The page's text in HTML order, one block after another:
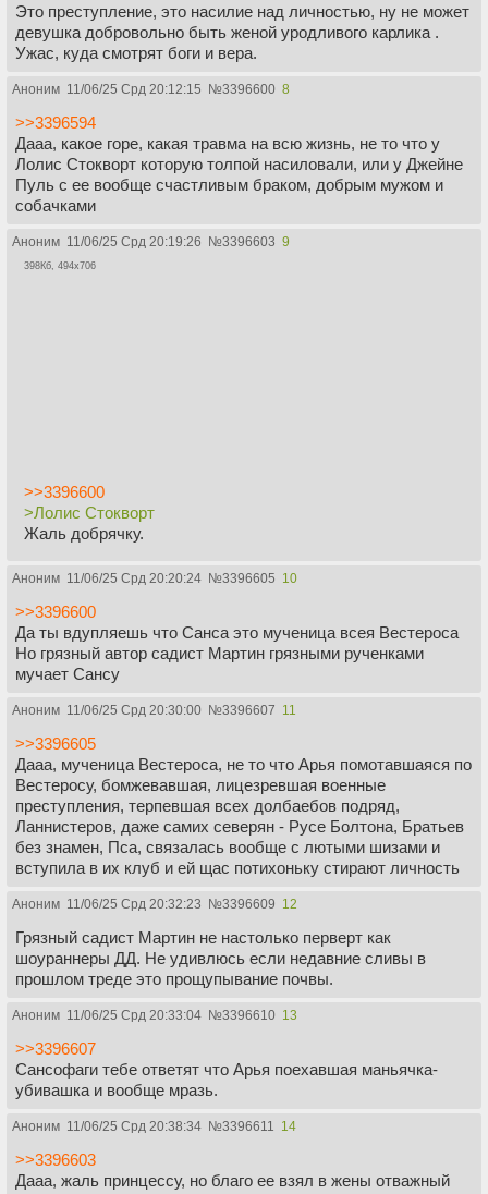
Это преступление, это насилие над личностью, ну не может
девушка добровольно быть женой уродливого карлика .
Ужас, куда смотрят боги и вера.
Аноним 11/06/25 Срд 20:12:15 №3396600 8
>>3396594
Дааа, какое горе, какая травма на всю жизнь, не то что у
Лолис Стокворт которую толпой насиловали, или у Джейне
Пуль с ее вообще счастливым браком, добрым мужом и
собачками
Аноним 11/06/25 Срд 20:19:26 №3396603 9
398Кб, 494x706
>>3396600
>Лолис Стокворт
Жаль добрячку.
Аноним 11/06/25 Срд 20:20:24 №3396605 10
>>3396600
Да ты вдупляешь что Санса это мученица всея Вестероса
Но грязный автор садист Мартин грязными рученками
мучает Сансу
Аноним 11/06/25 Срд 20:30:00 №3396607 11
>>3396605
Дааа, мученица Вестероса, не то что Арья помотавшаяся по
Вестеросу, бомжевавшая, лицезревшая военные
преступления, терпевшая всех долбаебов подряд,
Ланнистеров, даже самих северян - Русе Болтона, Братьев
без знамен, Пса, связалась вообще с лютыми шизами и
вступила в их клуб и ей щас потихоньку стирают личность
Аноним 11/06/25 Срд 20:32:23 №3396609 12
Грязный садист Мартин не настолько перверт как
шоураннеры ДД. Не удивлюсь если недавние сливы в
прошлом треде это прощупывание почвы.
Аноним 11/06/25 Срд 20:33:04 №3396610 13
>>3396607
Сансофаги тебе ответят что Арья поехавшая маньячка-
убивашка и вообще мразь.
Аноним 11/06/25 Срд 20:38:34 №3396611 14
>>3396603
Дааа, жаль принцессу, но благо ее взял в жены отважный